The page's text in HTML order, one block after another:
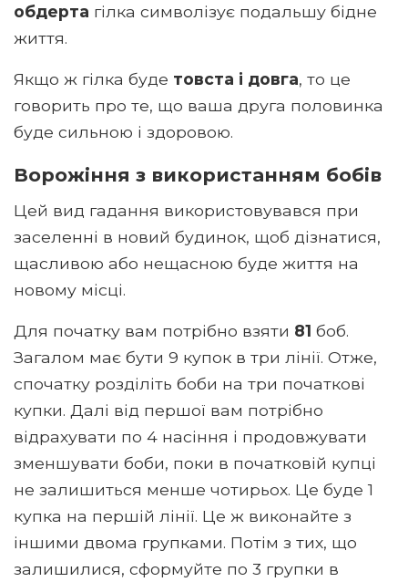
обдерта гілка символізує подальшу бідне
життя.
Якщо ж гілка буде товста і довга, то це
говорить про те, що ваша друга половинка
буде сильною і здоровою.
Ворожіння з використанням бобів
Цей вид гадання використовувався при
заселенні в новий будинок, щоб дізнатися,
щасливою або нещасною буде життя на
новому місці.
Для початку вам потрібно взяти 81 боб.
Загалом має бути 9 купок в три лінії. Отже,
спочатку розділіть боби на три початкові
купки. Далі від першої вам потрібно
відрахувати по 4 насіння і продовжувати
зменшувати боби, поки в початковій купці
не залишиться менше чотирьох. Це буде 1
купка на першій лінії. Це ж виконайте з
іншими двома групками. Потім з тих, що
залишилися, сформуйте по 3 групки в